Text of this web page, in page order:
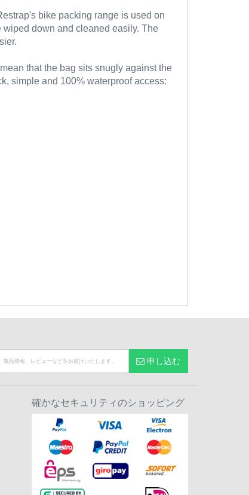
bike packing range is used on
down and cleaned easily. The
that the bag sits snugly against the
simple and 100% waterproof access:
申し込む
確かなセキュリティのショッピング